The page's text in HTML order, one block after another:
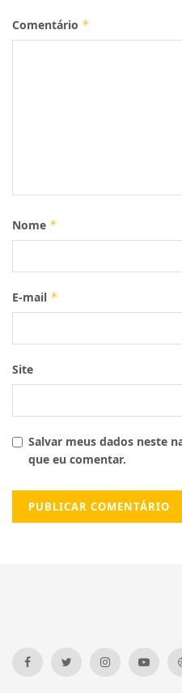
Comentário *
Nome *
E-mail *
Site
Salvar meus dados neste
que eu comentar.